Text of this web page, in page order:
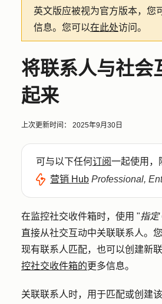
英文版应被视为官方版本，您
信息。您可以在此处访问。
将联系人与社会
起来
上次更新时间： 2025年9月30日
可与以下任何订阅一起使用，
营销 Hub Professional,
在监控社交收件箱时，使用 "指定
直接从社交互动中关联联系人。
现有联系人匹配，也可以创建新
控社交收件箱的更多信息。
关联联系人时，用于匹配或创建